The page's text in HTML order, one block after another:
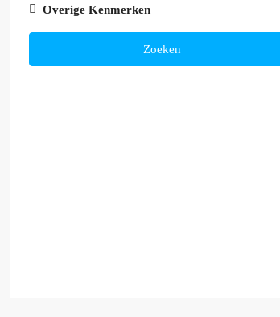
Overige Kenmerken
Zoeken